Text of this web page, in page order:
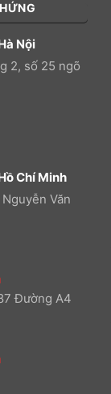
Nội
2, số 25 ngõ
Chí Minh
Văn
Đường A4